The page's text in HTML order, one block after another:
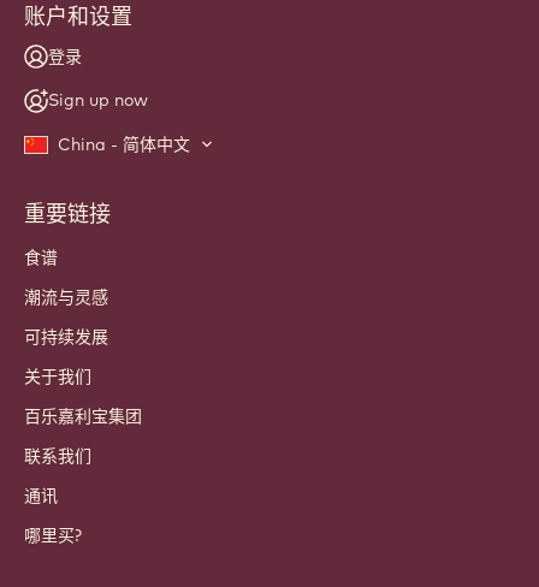
账户和设置
登录
Sign up now
China - 简体中文
Footer
Callebaut
重要链接
食谱
潮流与灵感
可持续发展
关于我们
百乐嘉利宝集团
联系我们
通讯
哪里买?